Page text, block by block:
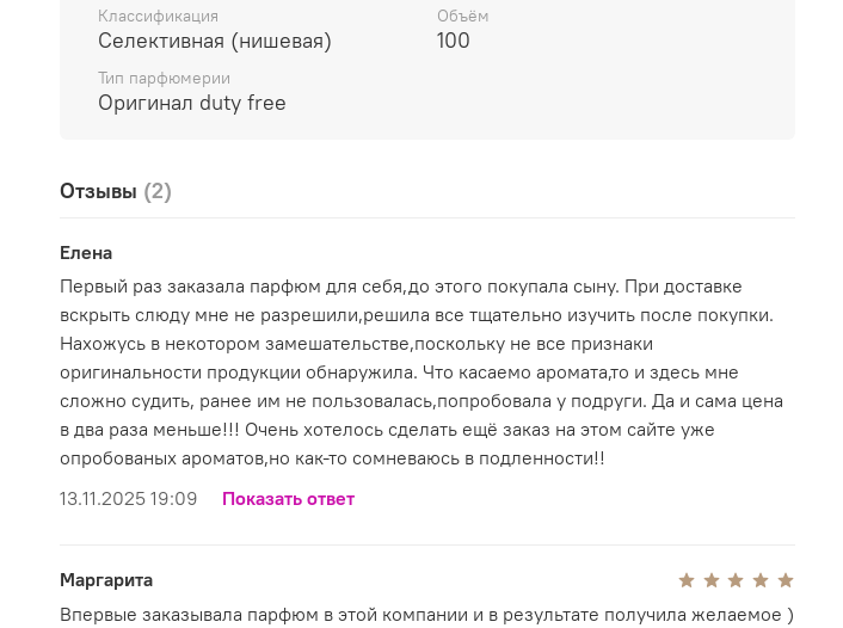
Классификация
Селективная (нишевая)
Объём
100
Тип парфюмерии
Оригинал duty free
Отзывы (2)
Елена
Первый раз заказала парфюм для себя,до этого покупала сыну. При доставке
вскрыть слюду мне не разрешили,решила все тщательно изучить после покупки.
Нахожусь в некотором замешательстве,поскольку не все признаки
оригинальности продукции обнаружила. Что касаемо аромата,то и здесь мне
сложно судить, ранее им не пользовалась,попробовала у подруги. Да и сама цена
в два раза меньше!!! Очень хотелось сделать ещё заказ на этом сайте уже
опробованых ароматов,но как-то сомневаюсь в подленности!!
13.11.2025 19:09
Показать ответ
Маргарита
Впервые заказывала парфюм в этой компании и в результате получила желаемое )